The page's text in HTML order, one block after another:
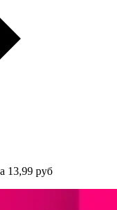
13,99 руб